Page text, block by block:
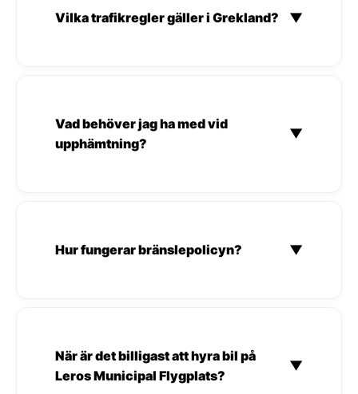
Vilka trafikregler gäller i Grekland? ▼
Vad behöver jag ha med vid
upphämtning?
▼
Hur fungerar bränslepolicyn? ▼
När är det billigast att hyra bil på
Leros Municipal Flygplats?
▼